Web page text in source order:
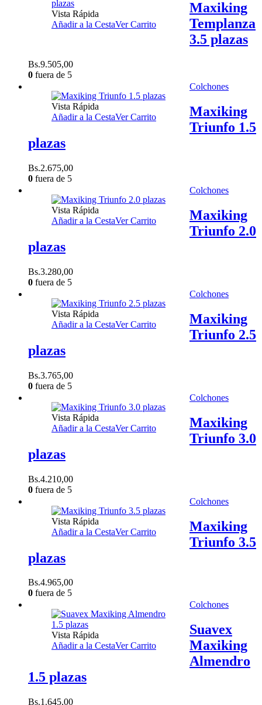
Vista Rápida
Añadir a la CestaVer Carrito
Maxiking
Templanza
3.5 plazas
Bs.9.505,00
0 fuera de 5
Vista Rápida
Añadir a la CestaVer Carrito
Colchones
Maxiking
Triunfo 1.5
plazas
Bs.2.675,00
0 fuera de 5
Vista Rápida
Añadir a la CestaVer Carrito
Colchones
Maxiking
Triunfo 2.0
plazas
Bs.3.280,00
0 fuera de 5
Vista Rápida
Añadir a la CestaVer Carrito
Colchones
Maxiking
Triunfo 2.5
plazas
Bs.3.765,00
0 fuera de 5
Vista Rápida
Añadir a la CestaVer Carrito
Colchones
Maxiking
Triunfo 3.0
plazas
Bs.4.210,00
0 fuera de 5
Vista Rápida
Añadir a la CestaVer Carrito
Colchones
Maxiking
Triunfo 3.5
plazas
Bs.4.965,00
0 fuera de 5
Vista Rápida
Añadir a la CestaVer Carrito
Colchones
Suavex
Maxiking
Almendro
1.5 plazas
Bs.1.645,00